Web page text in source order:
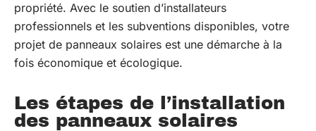
propriété. Avec le soutien d’installateurs
professionnels et les subventions disponibles, votre
projet de panneaux solaires est une démarche à la
fois économique et écologique.
Les étapes de l’installation
des panneaux solaires